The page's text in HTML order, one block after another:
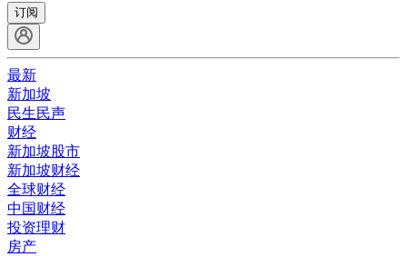
订阅
最新
新加坡
民生民声
财经
新加坡股市
新加坡财经
全球财经
中国财经
投资理财
房产